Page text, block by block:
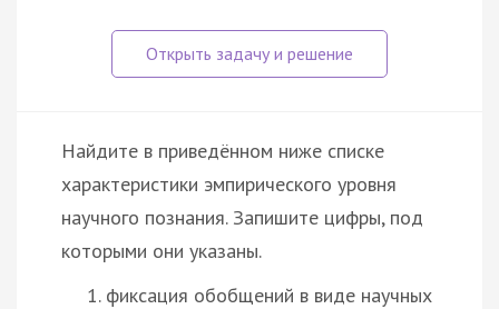
Найдите в приведённом ниже списке
характеристики эмпирического уровня
научного познания. Запишите цифры, под
которыми они указаны.
фиксация обобщений в виде научных